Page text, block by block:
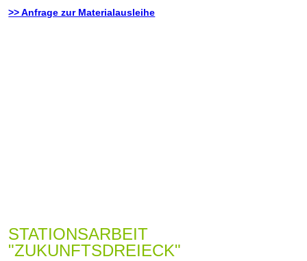
>> Anfrage zur Materialausleihe
STATIONSARBEIT
"ZUKUNFTSDREIECK"